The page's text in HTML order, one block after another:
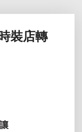
裝店轉